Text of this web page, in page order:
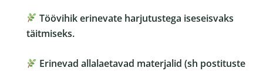
Töövihik erinevate harjutustega iseseisvaks
täitmiseks.
Erinevad allalaetavad materjalid (sh postituste